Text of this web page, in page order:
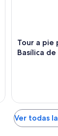
Tour a pie
Basílica de
Ver todas